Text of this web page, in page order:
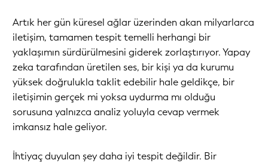
Artık her gün küresel ağlar üzerinden akan milyarlarca
iletişim, tamamen tespit temelli herhangi bir
yaklaşımın sürdürülmesini giderek zorlaştırıyor. Yapay
zeka tarafından üretilen ses, bir kişi ya da kurumu
yüksek doğrulukla taklit edebilir hale geldikçe, bir
iletişimin gerçek mi yoksa uydurma mı olduğu
sorusuna yalnızca analiz yoluyla cevap vermek
imkansız hale geliyor.
İhtiyaç duyulan şey daha iyi tespit değildir. Bir